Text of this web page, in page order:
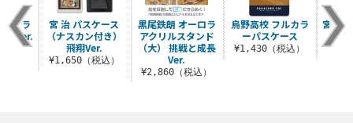
黒尾鉄朗 オーロラ
アクリルスタンド
（大） 挑戦と成長
Ver.
¥2,860（税込）
烏野高校 フルカラ
ーパスケース
¥1,430（税込）
宮 治
ッカ
カラ
翔Ver.
込）
宮 治 パスケース
（ナスカン付き）
飛翔Ver.
¥1,650（税込）